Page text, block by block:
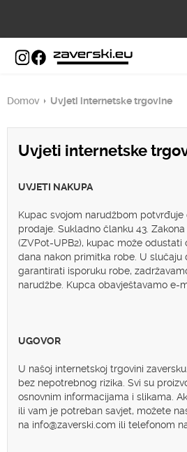
Domov Uvjeti internetske trgovine
Uvjeti internetske
UVJETI NAKUPA
Kupac svojom narudžbom
prodaje. Sukladno članku 43.
(ZVPot-UPB2), kupac može odustati
dana nakon primitka robe. U slučaju
garantirati isporuku robe,
narudžbe. Kupca obavještavamo e-
UGOVOR
U našoj internetskoj trgovini
bez nepotrebnog rizika. Svi su
osnovnim informacijama i slikama.
ili vam je potreban savjet, možete
na info@zaverski.com ili telefonom